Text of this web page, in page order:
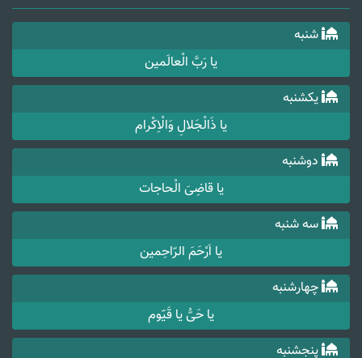
شنبه
یا رَبَّ الْعالَمین
یکشنبه
یا ذَالْجَلالِ وَالْاِکْرام
دوشنبه
یا قاضِیَ الْحاجات
سه شنبه
یا اَرْحَمَ الرّاحِمین
چهارشنبه
یا حَیُّ یا قَیّوم
پنجشنبه